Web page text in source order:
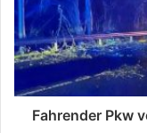
Fahrender Pkw